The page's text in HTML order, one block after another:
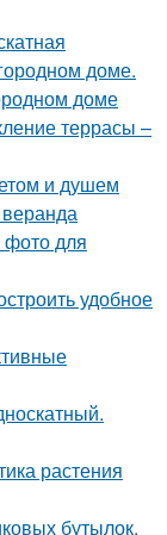
доме.
доме
террасы –
и душем
фото для
удобное
растения
бутылок.